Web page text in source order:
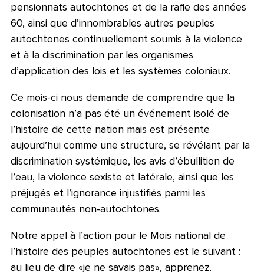
pensionnats autochtones et de la rafle des années
60, ainsi que d’innombrables autres peuples
autochtones continuellement soumis à la violence
et à la discrimination par les organismes
d’application des lois et les systèmes coloniaux.
Ce mois-ci nous demande de comprendre que la
colonisation n’a pas été un événement isolé de
l’histoire de cette nation mais est présente
aujourd’hui comme une structure, se révélant par la
discrimination systémique, les avis d’ébullition de
l’eau, la violence sexiste et latérale, ainsi que les
préjugés et l’ignorance injustifiés parmi les
communautés non-autochtones.
Notre appel à l’action pour le Mois national de
l’histoire des peuples autochtones est le suivant :
au lieu de dire «je ne savais pas», apprenez.